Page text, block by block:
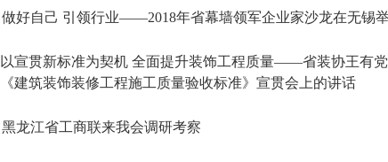
做好自己 引领行业——2018年省幕墙领军企业家沙龙在无锡
以宣贯新标准为契机 全面提升装饰工程质量——省装协王有
《建筑装饰装修工程施工质量验收标准》宣贯会上的讲话
黑龙江省工商联来我会调研考察